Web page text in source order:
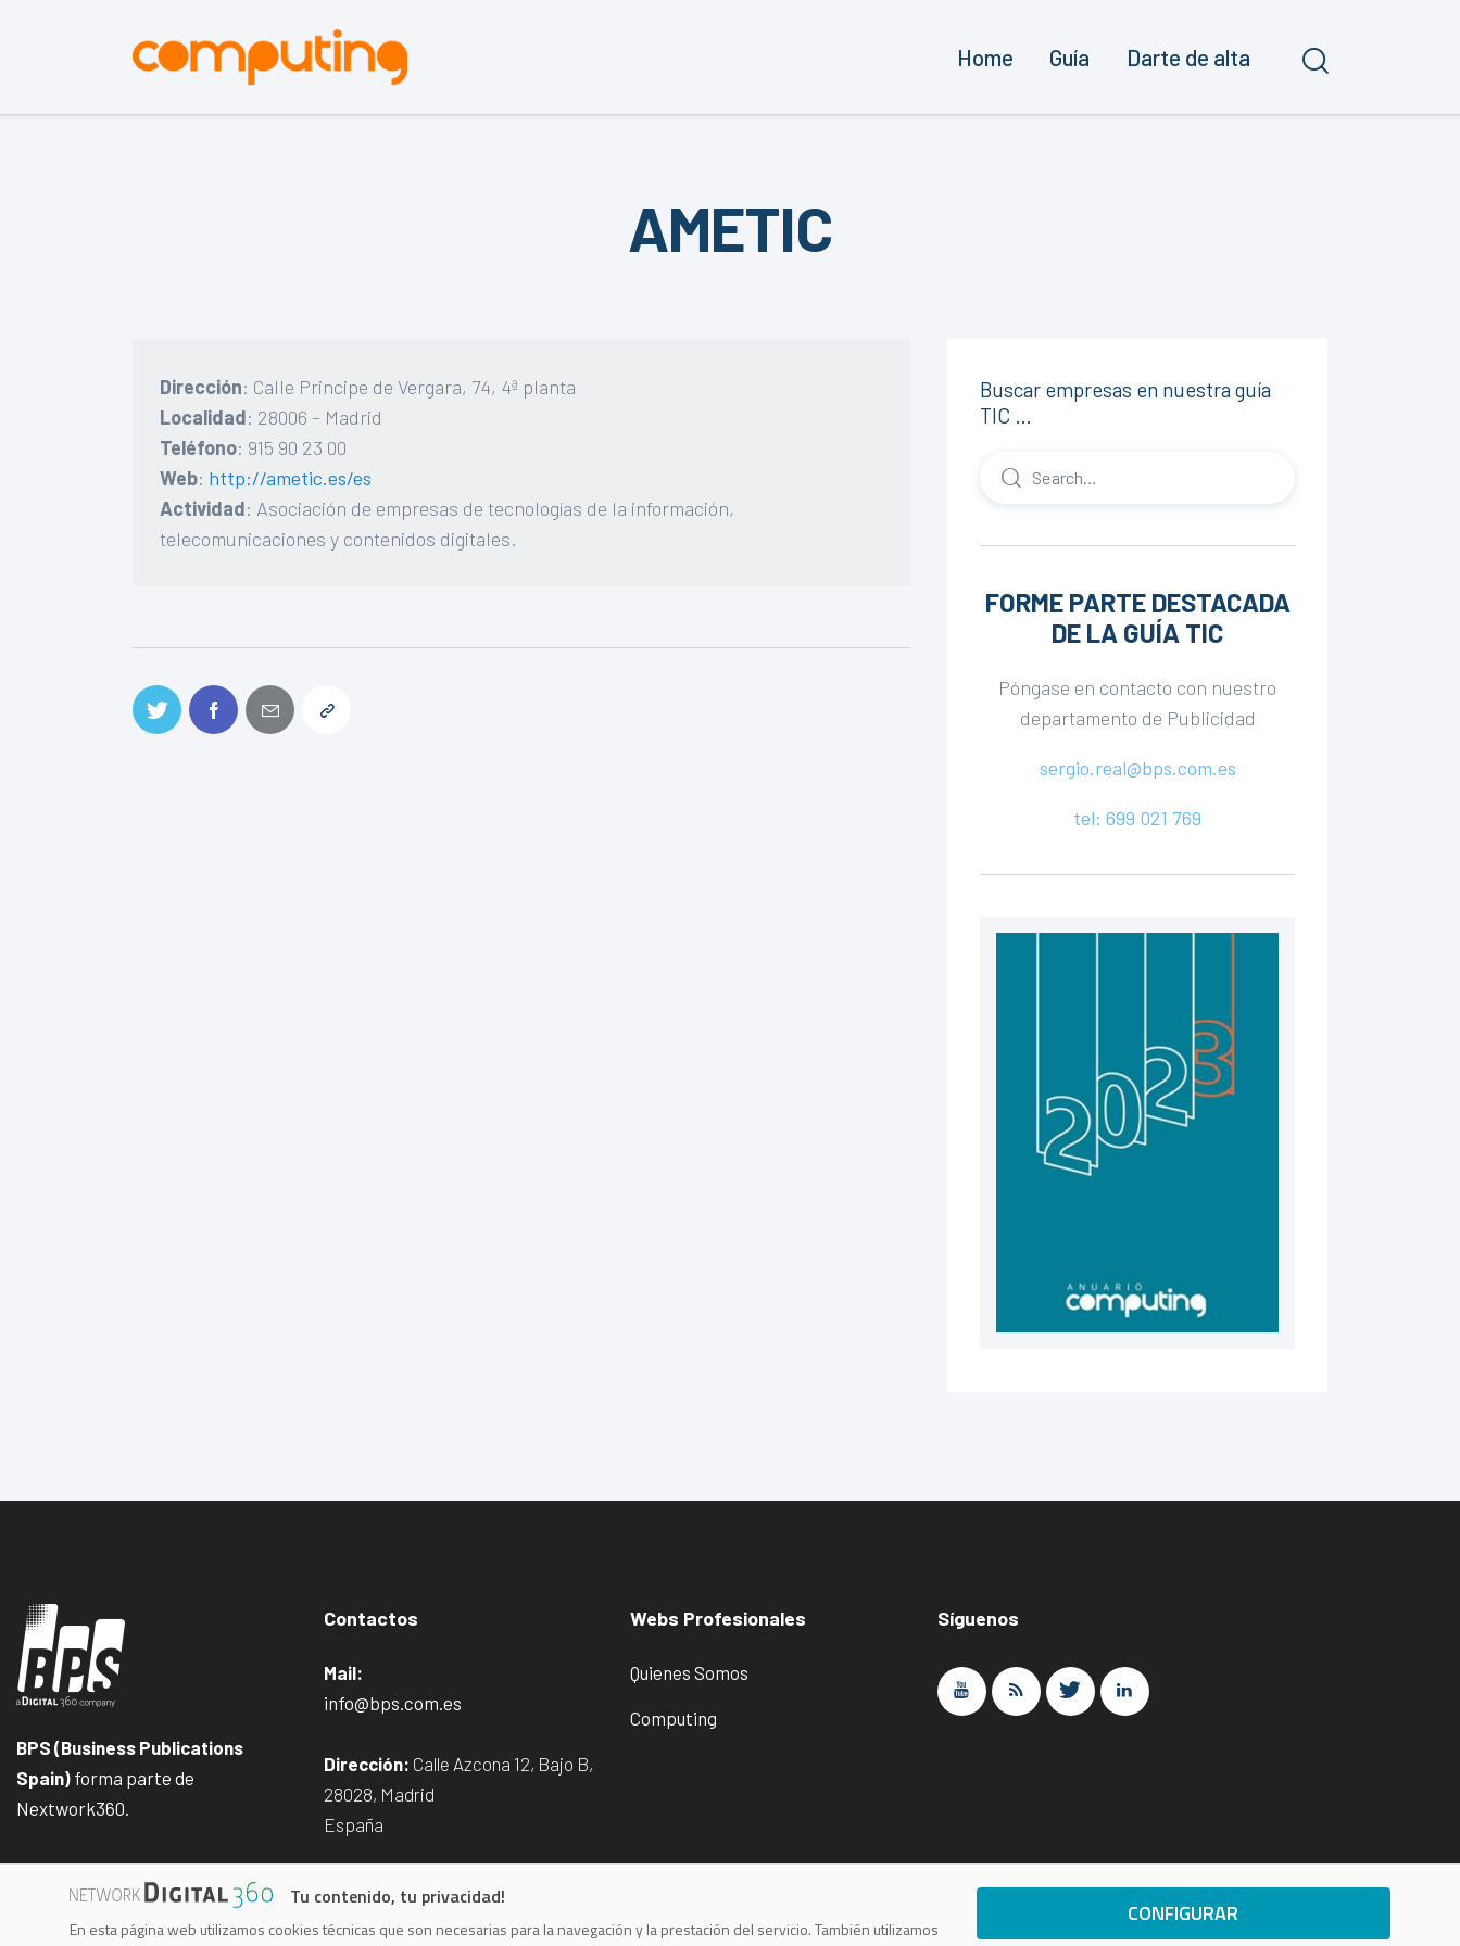
Home Guía Darte de alta
AMETIC
Dirección: Calle Principe de Vergara, 74, 4ª planta
Localidad: 28006 – Madrid
Teléfono: 915 90 23 00
Web: http://ametic.es/es
Actividad: Asociación de empresas de tecnologías de la información,
telecomunicaciones y contenidos digitales.
Buscar empresas en nuestra guía
TIC …
FORME PARTE DESTACADA
DE LA GUÍA TIC
Póngase en contacto con nuestro
departamento de Publicidad
sergio.real@bps.com.es
tel: 699 021 769
BPS (Business Publications
Spain) forma parte de
Nextwork360.
Contactos
Mail:
info@bps.com.es
Dirección: Calle Azcona 12, Bajo B,
28028, Madrid
España
Webs Profesionales
Quienes Somos
Computing
Síguenos
Tu contenido, tu privacidad!
En esta página web utilizamos cookies técnicas que son necesarias para la navegación y la prestación del servicio. También utilizamos
CONFIGURAR